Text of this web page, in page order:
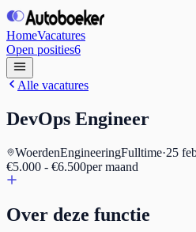
HomeVacatures
Open posities6
Alle vacatures
DevOps Engineer
WoerdenEngineeringFulltime·25
€5.000 - €6.500per maand
Over deze functie